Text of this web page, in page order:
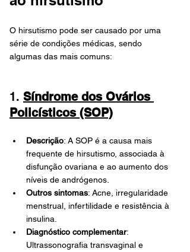
O hirsutismo pode ser causado por uma
série de condições médicas, sendo
algumas das mais comuns:
1. Síndrome dos Ovários
Policísticos (SOP)
Descrição: A SOP é a causa mais
frequente de hirsutismo, associada à
disfunção ovariana e ao aumento dos
níveis de andrógenos.
Outros sintomas: Acne, irregularidade
menstrual, infertilidade e resistência à
insulina.
Diagnóstico complementar:
Ultrassonografia transvaginal e